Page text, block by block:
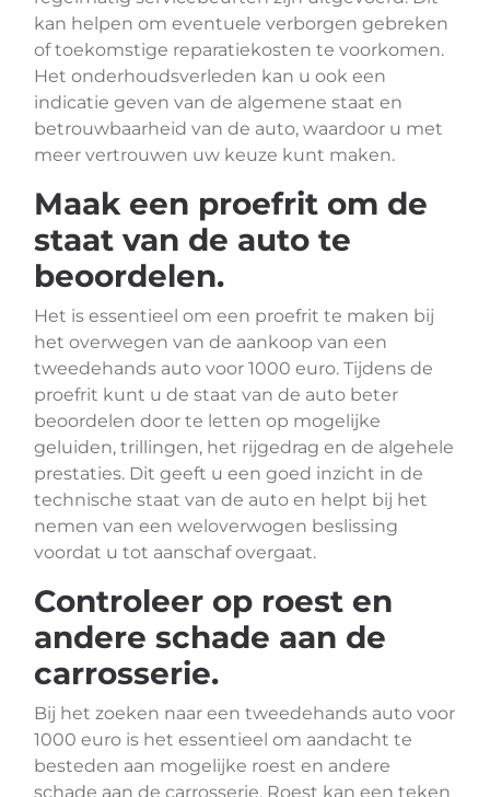
kan helpen om eventuele verborgen gebreken
of toekomstige reparatiekosten te voorkomen.
Het onderhoudsverleden kan u ook een
indicatie geven van de algemene staat en
betrouwbaarheid van de auto, waardoor u met
meer vertrouwen uw keuze kunt maken.
Maak een proefrit om de
staat van de auto te
beoordelen.
Het is essentieel om een proefrit te maken bij
het overwegen van de aankoop van een
tweedehands auto voor 1000 euro. Tijdens de
proefrit kunt u de staat van de auto beter
beoordelen door te letten op mogelijke
geluiden, trillingen, het rijgedrag en de algehele
prestaties. Dit geeft u een goed inzicht in de
technische staat van de auto en helpt bij het
nemen van een weloverwogen beslissing
voordat u tot aanschaf overgaat.
Controleer op roest en
andere schade aan de
carrosserie.
Bij het zoeken naar een tweedehands auto voor
1000 euro is het essentieel om aandacht te
besteden aan mogelijke roest en andere
schade aan de carrosserie. Roest kan een teken